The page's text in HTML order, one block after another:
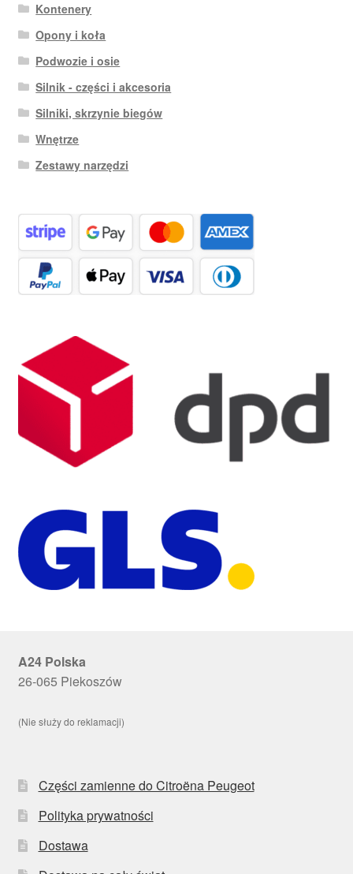
Kontenery
Opony i koła
Podwozie i osie
Silnik - części i akcesoria
Silniki, skrzynie biegów
Wnętrze
Zestawy narzędzi
A24 Polska
26-065 Piekoszów
(Nie służy do reklamacji)
Części zamienne do Citroëna Peugeot
Polityka prywatności
Dostawa